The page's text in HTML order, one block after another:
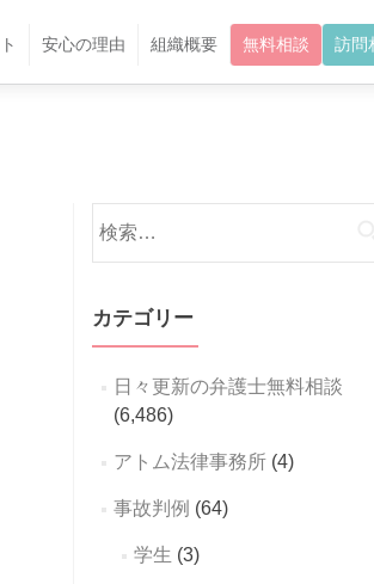
安心の理由 組織概要 無料相談 訪問
索:
カテゴリー
日々更新の弁護士無料相談
(6,486)
アトム法律事務所(4)
事故判例 (64)
学生 (3)